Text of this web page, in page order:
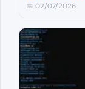
📅 02/07/2026